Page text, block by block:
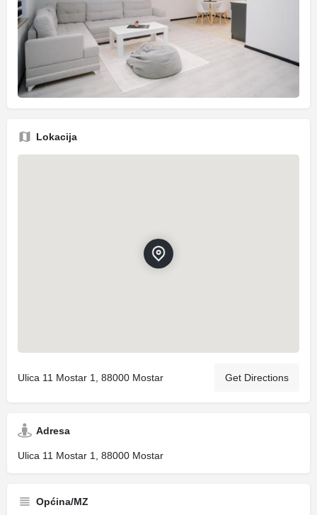
Lokacija
Ulica 11 Mostar 1, 88000 Mostar Get Directions
Adresa
Ulica 11 Mostar 1, 88000 Mostar
Općina/MZ